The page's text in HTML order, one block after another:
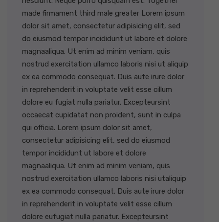
made firmament third male greater Lorem ipsum
dolor sit amet, consectetur adipisicing elit, sed
do eiusmod tempor incididunt ut labore et dolore
magnaaliqua. Ut enim ad minim veniam, quis
nostrud exercitation ullamco laboris nisi ut aliquip
ex ea commodo consequat. Duis aute irure dolor
in reprehenderit in voluptate velit esse cillum
dolore eu fugiat nulla pariatur. Excepteursint
occaecat cupidatat non proident, sunt in culpa
qui officia. Lorem ipsum dolor sit amet,
consectetur adipisicing elit, sed do eiusmod
tempor incididunt ut labore et dolore
magnaaliqua. Ut enim ad minim veniam, quis
nostrud exercitation ullamco laboris nisi utaliquip
ex ea commodo consequat. Duis aute irure dolor
in reprehenderit in voluptate velit esse cillum
dolore eufugiat nulla pariatur. Excepteursint